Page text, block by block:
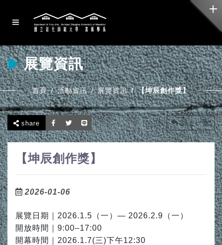
展覽資訊
首頁 活動資訊 展覽資訊 【坤辰創作獎】
share 回上一頁
【坤辰創作獎】
2026-01-06
展覽日期｜2026.1.5（一）— 2026.2.9（一）
開放時間｜9:00–17:00
開幕時間｜2026.1.7(三)下午12:30